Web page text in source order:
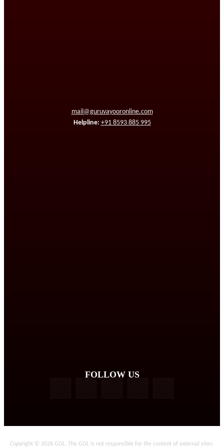
mail@guruvayooronline.com
Helpline: +91 8593 885 995
FOLLOW US
Copyright © 2026 GOL. The GOL is not responsible for the content of external sites.